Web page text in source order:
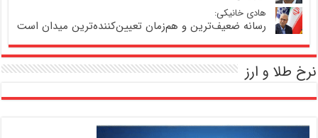
هادی خانیکی:
رسانه ضعیف‌ترین و هم‌زمان تعیین‌کننده‌ترین میدان است
نرخ طلا و ارز